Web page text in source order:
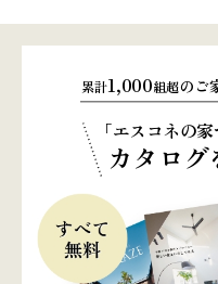
累計1,000組超のご
「エスコネの
カタロ